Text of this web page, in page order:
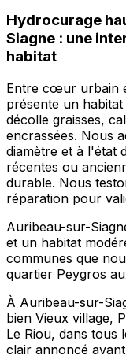
Hydrocurage
Siagne : une
habitat
Entre cœur urbain
présente un
décolle graisses,
encrassées. Nous
diamètre et à l'état
récentes ou
durable. Nous
réparation pour
Auribeau-sur-
et un habitat
communes que
quartier Peygros
À Auribeau-sur-
bien Vieux village,
Le Riou, dans tous
clair annoncé